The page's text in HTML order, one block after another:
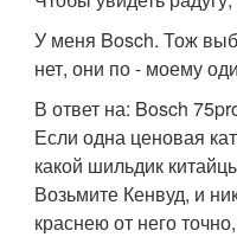
У меня Bosch. Тож
нет, они по - моему
В ответ на: Bosch
Если одна ценовая
какой шильдик
Возьмите Кенвуд, и
краснею от него